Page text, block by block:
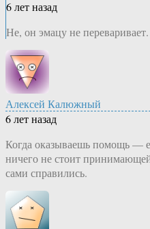
6 лет назад
Не, он эмацу не
Алексей Калюжный
6 лет назад
Когда оказываешь помощь —
ничего не стоит
сами справились.